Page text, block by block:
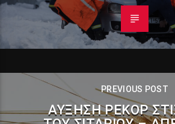
PREVIOUS POST
ΑΎΞΗΣΗ ΡΕΚΌΡ